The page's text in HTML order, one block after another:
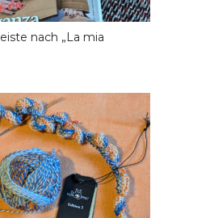
nach „La mia